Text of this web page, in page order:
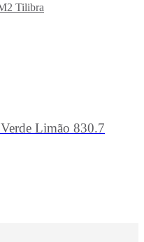
Tilibra
Limão 830.7